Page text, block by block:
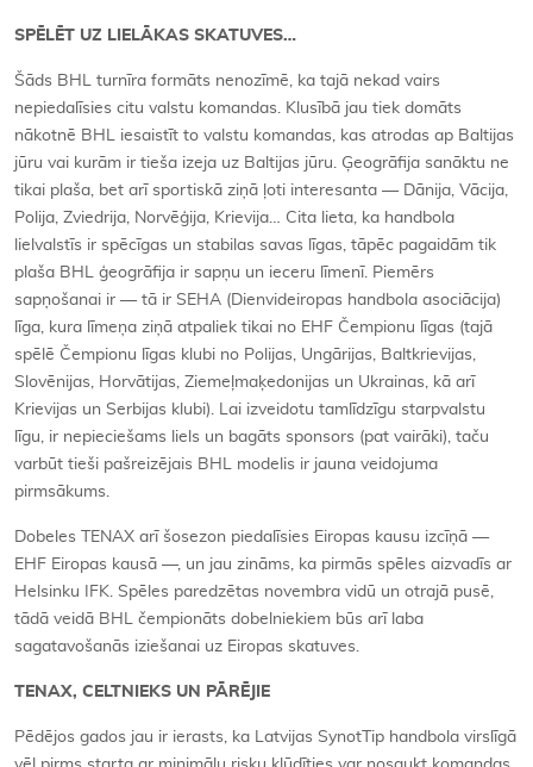
SPĒLĒT UZ LIELĀKAS SKATUVES…
Šāds BHL turnīra formāts nenozīmē, ka tajā nekad vairs
nepiedalīsies citu valstu komandas. Klusībā jau tiek domāts
nākotnē BHL iesaistīt to valstu komandas, kas atrodas ap Baltijas
jūru vai kurām ir tieša izeja uz Baltijas jūru. Ģeogrāfija sanāktu ne
tikai plaša, bet arī sportiskā ziņā ļoti interesanta — Dānija, Vācija,
Polija, Zviedrija, Norvēģija, Krievija… Cita lieta, ka handbola
lielvalstīs ir spēcīgas un stabilas savas līgas, tāpēc pagaidām tik
plaša BHL ģeogrāfija ir sapņu un ieceru līmenī. Piemērs
sapņošanai ir — tā ir SEHA (Dienvideiropas handbola asociācija)
līga, kura līmeņa ziņā atpaliek tikai no EHF Čempionu līgas (tajā
spēlē Čempionu līgas klubi no Polijas, Ungārijas, Baltkrievijas,
Slovēnijas, Horvātijas, Ziemeļmaķedonijas un Ukrainas, kā arī
Krievijas un Serbijas klubi). Lai izveidotu tamlīdzīgu starpvalstu
līgu, ir nepieciešams liels un bagāts sponsors (pat vairāki), taču
varbūt tieši pašreizējais BHL modelis ir jauna veidojuma
pirmsākums.
Dobeles TENAX arī šosezon piedalīsies Eiropas kausu izcīņā —
EHF Eiropas kausā —, un jau zināms, ka pirmās spēles aizvadīs ar
Helsinku IFK. Spēles paredzētas novembra vidū un otrajā pusē,
tādā veidā BHL čempionāts dobelniekiem būs arī laba
sagatavošanās iziešanai uz Eiropas skatuves.
TENAX, CELTNIEKS UN PĀRĒJIE
Pēdējos gados jau ir ierasts, ka Latvijas SynotTip handbola virslīgā